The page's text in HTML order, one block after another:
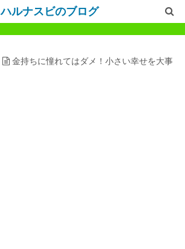
ハルナスビのブログ
金持ちに憧れてはダメ！小さい幸せを大事